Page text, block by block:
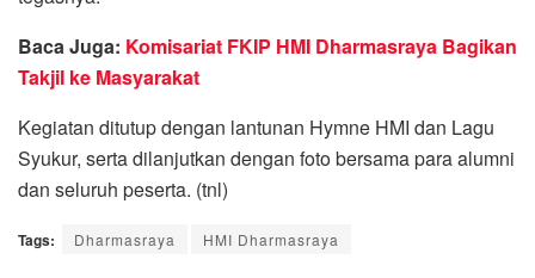
Baca Juga: Komisariat FKIP HMI Dharmasraya Bagikan
Takjil ke Masyarakat
Kegiatan ditutup dengan lantunan Hymne HMI dan Lagu
Syukur, serta dilanjutkan dengan foto bersama para alumni
dan seluruh peserta. (tnl)
Tags: Dharmasraya HMI Dharmasraya